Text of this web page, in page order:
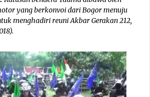
yang berkonvoi dari Bogor menuju
menghadiri reuni Akbar Gerakan 212,